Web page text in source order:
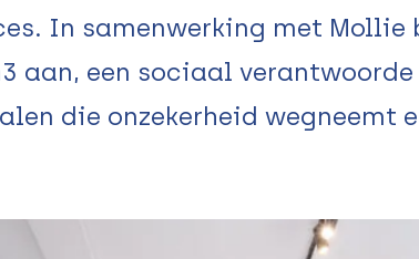
In samenwerking met Mollie
aan, een sociaal
die onzekerheid wegneemt